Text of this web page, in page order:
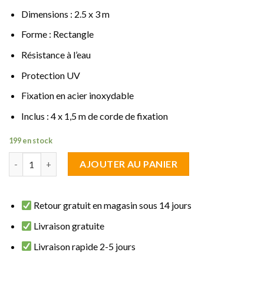
Dimensions : 2.5 x 3 m
Forme : Rectangle
Résistance à l’eau
Protection UV
Fixation en acier inoxydable
Inclus : 4 x 1,5 m de corde de fixation
199 en stock
quantité de Voile d'ombrage Rectangle 2.5 x 3 m Blanc
AJOUTER AU PANIER
Retour gratuit en magasin sous 14 jours
Livraison gratuite
Livraison rapide 2-5 jours